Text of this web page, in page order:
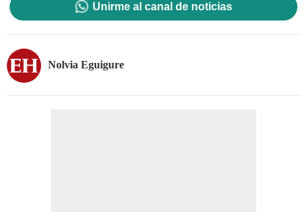
Unirme al canal de noticias
Nolvia Eguigure